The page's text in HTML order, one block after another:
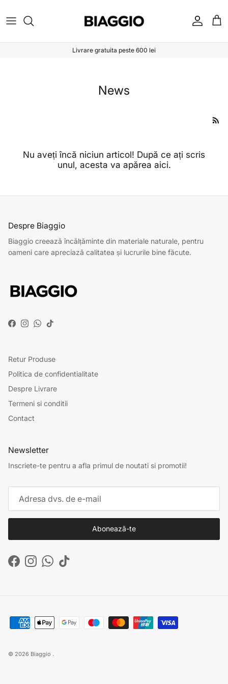
Cont Coș
Livrare gratuita peste 600 lei
News
Nu aveți încă niciun articol! După ce ați scris
unul, acesta va apărea aici.
Despre Biaggio
Biaggio creează încălțăminte din materiale naturale, pentru
oameni care apreciază calitatea și lucrurile bine făcute.
Facebook
Instagram
WhatsApp
TikTok
Retur Produse
Politica de confidentialitate
Despre Livrare
Termeni si conditii
Contact
Newsletter
Inscriete-te pentru a afla primul de noutati si promotii!
Abonează-te
FacebookInstagram
WhatsApp
TikTok
© 2026 Biaggio .